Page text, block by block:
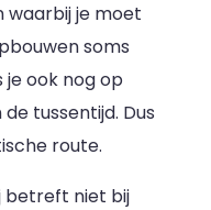
waarbij je moet
soms
je ook nog op
tussentijd. Dus
route.
betreft niet bij